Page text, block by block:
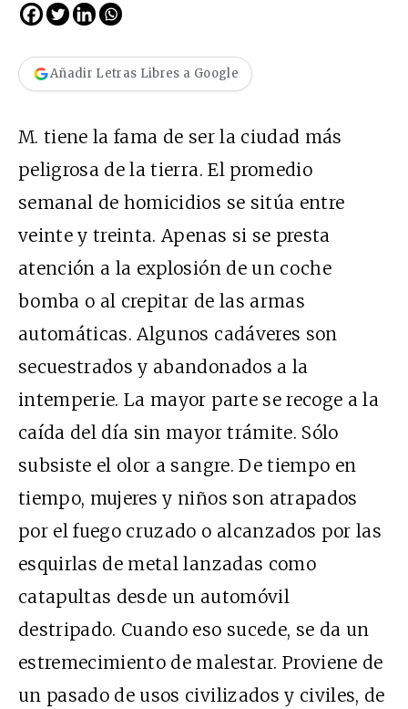
Añadir Letras Libres a Google
M. tiene la fama de ser la ciudad más
peligrosa de la tierra. El promedio
semanal de homicidios se sitúa entre
veinte y treinta. Apenas si se presta
atención a la explosión de un coche
bomba o al crepitar de las armas
automáticas. Algunos cadáveres son
secuestrados y abandonados a la
intemperie. La mayor parte se recoge a la
caída del día sin mayor trámite. Sólo
subsiste el olor a sangre. De tiempo en
tiempo, mujeres y niños son atrapados
por el fuego cruzado o alcanzados por las
esquirlas de metal lanzadas como
catapultas desde un automóvil
destripado. Cuando eso sucede, se da un
estremecimiento de malestar. Proviene de
un pasado de usos civilizados y civiles, de